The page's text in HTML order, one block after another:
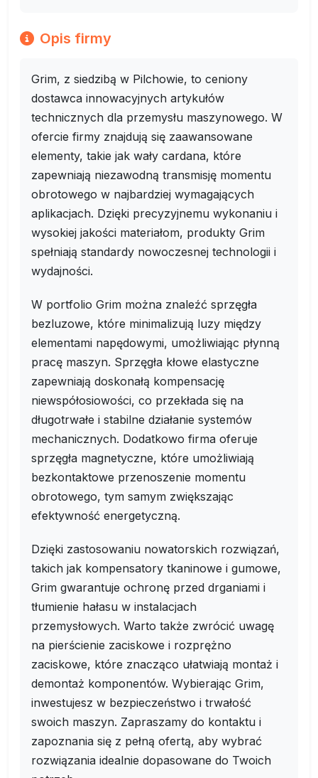
Opis firmy
Grim, z siedzibą w Pilchowie, to ceniony
dostawca innowacyjnych artykułów
technicznych dla przemysłu maszynowego. W
ofercie firmy znajdują się zaawansowane
elementy, takie jak wały cardana, które
zapewniają niezawodną transmisję momentu
obrotowego w najbardziej wymagających
aplikacjach. Dzięki precyzyjnemu wykonaniu i
wysokiej jakości materiałom, produkty Grim
spełniają standardy nowoczesnej technologii i
wydajności.
W portfolio Grim można znaleźć sprzęgła
bezluzowe, które minimalizują luzy między
elementami napędowymi, umożliwiając płynną
pracę maszyn. Sprzęgła kłowe elastyczne
zapewniają doskonałą kompensację
niewspółosiowości, co przekłada się na
długotrwałe i stabilne działanie systemów
mechanicznych. Dodatkowo firma oferuje
sprzęgła magnetyczne, które umożliwiają
bezkontaktowe przenoszenie momentu
obrotowego, tym samym zwiększając
efektywność energetyczną.
Dzięki zastosowaniu nowatorskich rozwiązań,
takich jak kompensatory tkaninowe i gumowe,
Grim gwarantuje ochronę przed drganiami i
tłumienie hałasu w instalacjach
przemysłowych. Warto także zwrócić uwagę
na pierścienie zaciskowe i rozprężno
zaciskowe, które znacząco ułatwiają montaż i
demontaż komponentów. Wybierając Grim,
inwestujesz w bezpieczeństwo i trwałość
swoich maszyn. Zapraszamy do kontaktu i
zapoznania się z pełną ofertą, aby wybrać
rozwiązania idealnie dopasowane do Twoich